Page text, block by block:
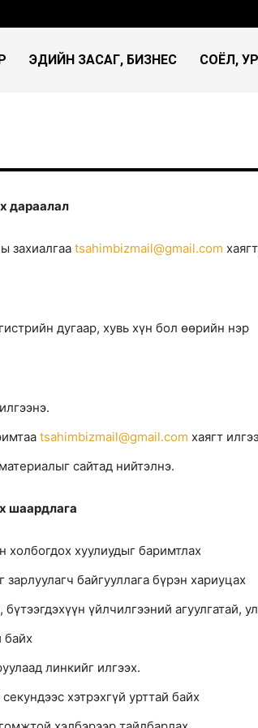
ЭДИЙН ЗАСАГ, БИЗНЕС СОЁЛ,
дараалал
захиалгаа tsahimbizmail@gmail.com
дугаар, хувь хүн бол өөрийн нэр
tsahimbizmail@gmail.com хаягт
сайтад нийтэлнэ.
шаардлага
холбогдох хуулиудыг баримтлах
байгууллага бүрэн хариуцах
үйлчилгээний агуулгатай,
байх
линкийг илгээх.
хэтрэхгүй урттай байх